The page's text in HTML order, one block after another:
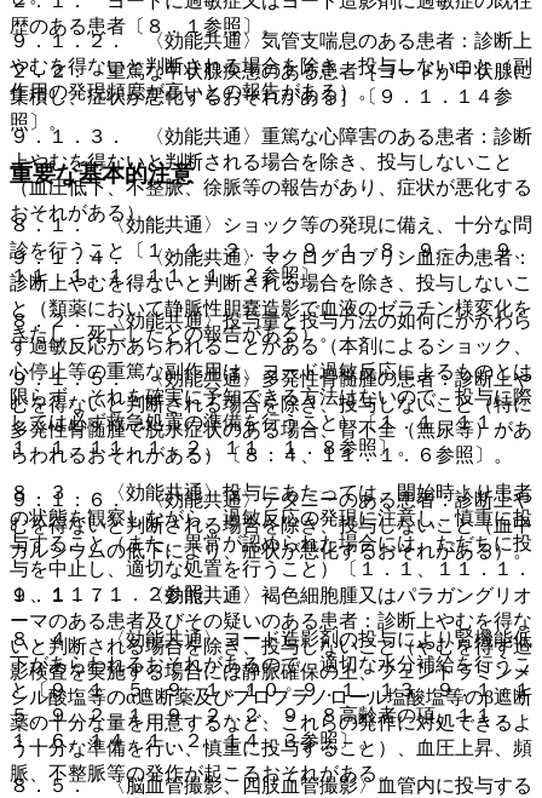
９．１．２． 〈効能共通〉気管支喘息のある患者：診断上
やむを得ないと判断される場合を除き、投与しないこと（副
作用の発現頻度が高いとの報告がある）。
９．１．３． 〈効能共通〉重篤な心障害のある患者：診断
上やむを得ないと判断される場合を除き、投与しないこと
（血圧低下、不整脈、徐脈等の報告があり、症状が悪化する
おそれがある）。
９．１．４． 〈効能共通〉マクログロブリン血症の患者：
診断上やむを得ないと判断される場合を除き、投与しないこ
と（類薬において静脈性胆嚢造影で血液のゼラチン様変化を
きたし、死亡したとの報告がある）。
９．１．５． 〈効能共通〉多発性骨髄腫の患者：診断上や
むを得ないと判断される場合を除き、投与しないこと（特に
多発性骨髄腫で脱水症状のある場合、腎不全（無尿等）があ
らわれるおそれがある）〔８．４、１１．１．６参照〕。
９．１．６． 〈効能共通〉テタニーのある患者：診断上や
むを得ないと判断される場合を除き、投与しないこと（血中
カルシウムの低下により、症状が悪化するおそれがある）。
９．１．７． 〈効能共通〉褐色細胞腫又はパラガングリオ
ーマのある患者及びその疑いのある患者：診断上やむを得な
いと判断される場合を除き、投与しないこと（やむを得ず造
影検査を実施する場合には静脈確保の上、フェントラミンメ
シル酸塩等のα遮断薬及びプロプラノロール塩酸塩等のβ遮断
薬の十分な量を用意するなど、これらの発作に対処できるよ
う十分な準備を行い、慎重に投与すること）、血圧上昇、頻
脈、不整脈等の発作が起こるおそれがある。
歴のある患者〔８．１参照〕。
２．２． 重篤な甲状腺疾患のある患者［ヨードが甲状腺に
集積し、症状が悪化するおそれがある］〔９．１．１４参
照〕。
重要な基本的注意
８．１． 〈効能共通〉ショック等の発現に備え、十分な問
診を行うこと〔１．１、２．１、９．１．８、９．１．９、
１１．１．１、１１．１．２参照〕。
８．２． 〈効能共通〉投与量と投与方法の如何にかかわら
ず過敏反応があらわれることがある（本剤によるショック、
心停止等の重篤な副作用は、ヨード過敏反応によるものとは
限らず、それを確実に予知できる方法はないので、投与に際
しては必ず救急処置の準備を行うこと）〔１．１、１１．
１．１、１１．１．２、１１．１．８参照〕。
８．３． 〈効能共通〉投与にあたっては、開始時より患者
の状態を観察しながら、過敏反応の発現に注意し、慎重に投
与すること（また、異常が認められた場合には、ただちに投
与を中止し、適切な処置を行うこと）〔１．１、１１．１．
１、１１．１．２参照〕。
８．４． 〈効能共通〉ヨード造影剤の投与により腎機能低
下があらわれるおそれがあるので、適切な水分補給を行うこ
と〔９．１．５、９．１．１０、９．１．１３、９．１．１
５、９．２．１、９．２．２、９．８高齢者の項、１１．
１．６、１４．１．２、１４．３参照〕。
８．５． 〈脳血管撮影、四肢血管撮影〉血管内に投与する